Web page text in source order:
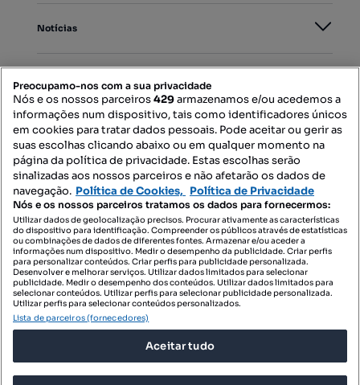
Notícias
Mapa do Site
Contacte-nos
SIGA-NOS:
DESCARREGAR NA:
Preocupamo-nos com a sua privacidade
Nós e os nossos parceiros429armazenamos e/ou acedemos a
informações num dispositivo, tais como identificadores únicos
em cookies para tratar dados pessoais. Pode aceitar ou gerir as
suas escolhas clicando abaixo ou em qualquer momento na
página da política de privacidade. Estas escolhas serão
sinalizadas aos nossos parceiros e não afetarão os dados de
navegação. Política de Cookies, Política de Privacidade
Nós e os nossos parceiros tratamos os dados para fornecermos:
Utilizar dados de geolocalização precisos. Procurar ativamente as características
do dispositivo para identificação. Compreender os públicos através de estatísticas
ou combinações de dados de diferentes fontes. Armazenar e/ou aceder a
informações num dispositivo. Medir o desempenho da publicidade. Criar perfis
para personalizar conteúdos. Criar perfis para publicidade personalizada.
Desenvolver e melhorar serviços. Utilizar dados limitados para selecionar
publicidade. Medir o desempenho dos conteúdos. Utilizar dados limitados para
selecionar conteúdos. Utilizar perfis para selecionar publicidade personalizada.
Utilizar perfis para selecionar conteúdos personalizados.
Lista de parceiros (fornecedores)
Aceitar tudo